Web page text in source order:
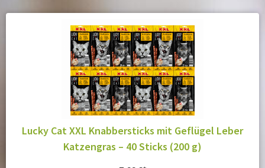
Lucky Cat XXL Knabbersticks mit Geflügel Leber
Katzengras – 40 Sticks (200 g)